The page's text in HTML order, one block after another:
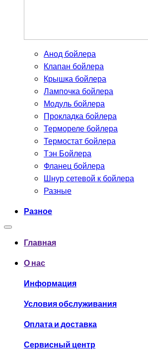
Анод бойлера
Клапан бойлера
Крышка бойлера
Лампочка бойлера
Модуль бойлера
Прокладка бойлера
Термореле бойлера
Термостат бойлера
Тэн Бойлера
Фланец бойлера
Шнур сетевой к бойлера
Разные
Разное
Главная
О нас
Информация
Условия обслуживания
Оплата и доставка
Сервисный центр